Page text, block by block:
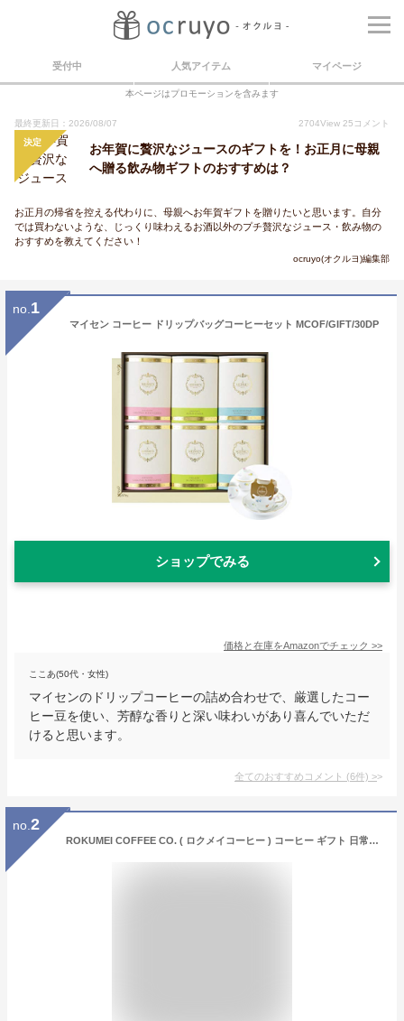
受付中 人気アイテム マイページ
本ページはプロモーションを含みます
最終更新日：2026/08/07 2704View 25 コメント
決定
お年賀に贅沢なジュースのギフトを！お正月に母親
へ贈る飲み物ギフトのおすすめは？
お正月の帰省を控える代わりに、母親へお年賀ギフトを贈りたいと思います。自分
では買わないような、じっくり味わえるお酒以外のプチ贅沢なジュース・飲み物の
おすすめを教えてください！
ocruyo(オクルヨ)編集部
no. 1
マイセン コーヒー ドリップバッグコーヒーセット MCOF/GIFT/30DP
ショップでみる
価格と在庫をAmazonでチェック >>
ここあ(50代・女性)
マイセンのドリップコーヒーの詰め合わせで、厳選したコー
ヒー豆を使い、芳醇な香りと深い味わいがあり喜んでいただ
けると思います。
全てのおすすめコメント (6件) >
no. 2
ROKUMEI COFFEE CO. ( ロクメイコーヒー ) コーヒー ギフト 日常を豊かにする4種のブレンド ( 4種 20pcs ) ドリップ バッグ ドリップコーヒー ( 誕生日シール )